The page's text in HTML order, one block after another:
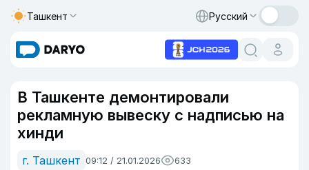
Ташкент Русский
В Ташкенте демонтировали
рекламную вывеску с надписью на
хинди
г. Ташкент 09:12 / 21.01.2026 633